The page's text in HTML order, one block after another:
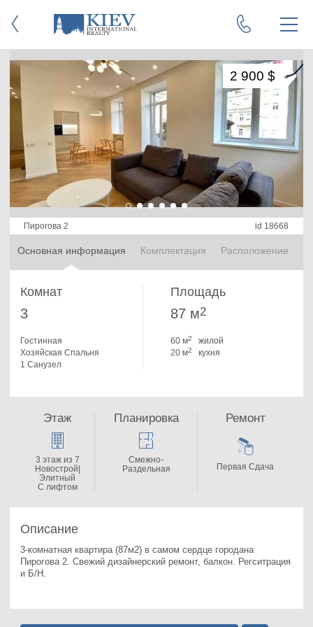
Пирогова 2 id 18668
Основная информация Комплектация Расположение
2 900 $
Комнат
3
Гостинная
Хозяйская Спальня
1 Санузел
Площадь
87 м2
60 м2
жилой
20 м2 кухня
Описание
3-комнатная квартира (87м2) в самом сердце городана
Пирогова 2. Свежий дизайнерский ремонт, балкон. Регситрация
и Б/Н.
Этаж
3 этаж из 7
Новострой|
Элитный
С лифтом
Планировка
Смежно-
Раздельная
Ремонт
Первая Сдача